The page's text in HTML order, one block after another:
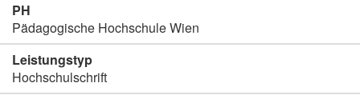
PH
Pädagogische Hochschule Wien
Leistungstyp
Hochschulschrift